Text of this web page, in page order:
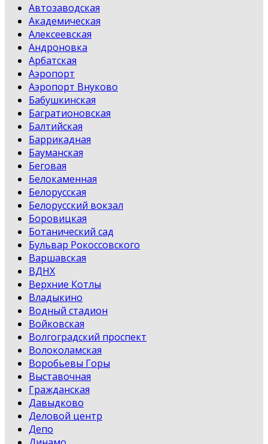
Автозаводская
Академическая
Алексеевская
Андроновка
Арбатская
Аэропорт
Аэропорт Внуково
Бабушкинская
Багратионовская
Балтийская
Баррикадная
Бауманская
Беговая
Белокаменная
Белорусская
Белорусский вокзал
Боровицкая
Ботанический сад
Бульвар Рокоссовского
Варшавская
ВДНХ
Верхние Котлы
Владыкино
Водный стадион
Войковская
Волгоградский проспект
Волоколамская
Воробьевы Горы
Выставочная
Гражданская
Давыдково
Деловой центр
Депо